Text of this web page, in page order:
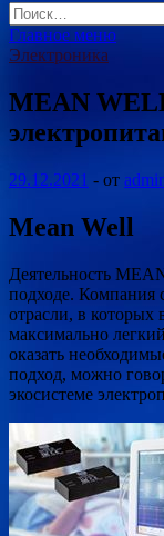
Найти:
Главное меню
Электроника
MEAN
29.12.2021 - от
Mean Well
Деятельность
подходе. Компания
отрасли, в которых
максимально
оказать
подход, можно
экосистеме